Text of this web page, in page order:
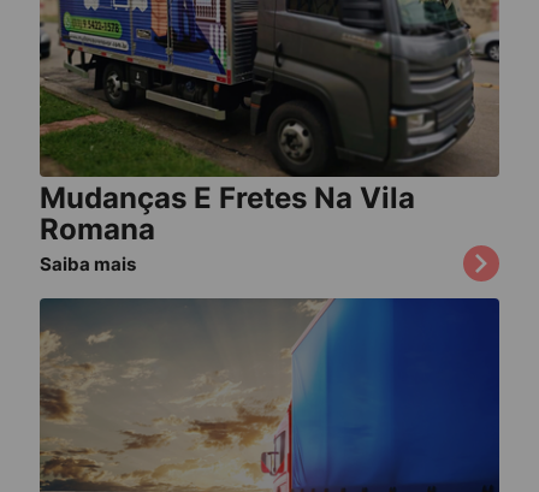
Mudanças E Fretes Na Vila
Romana
Saiba mais